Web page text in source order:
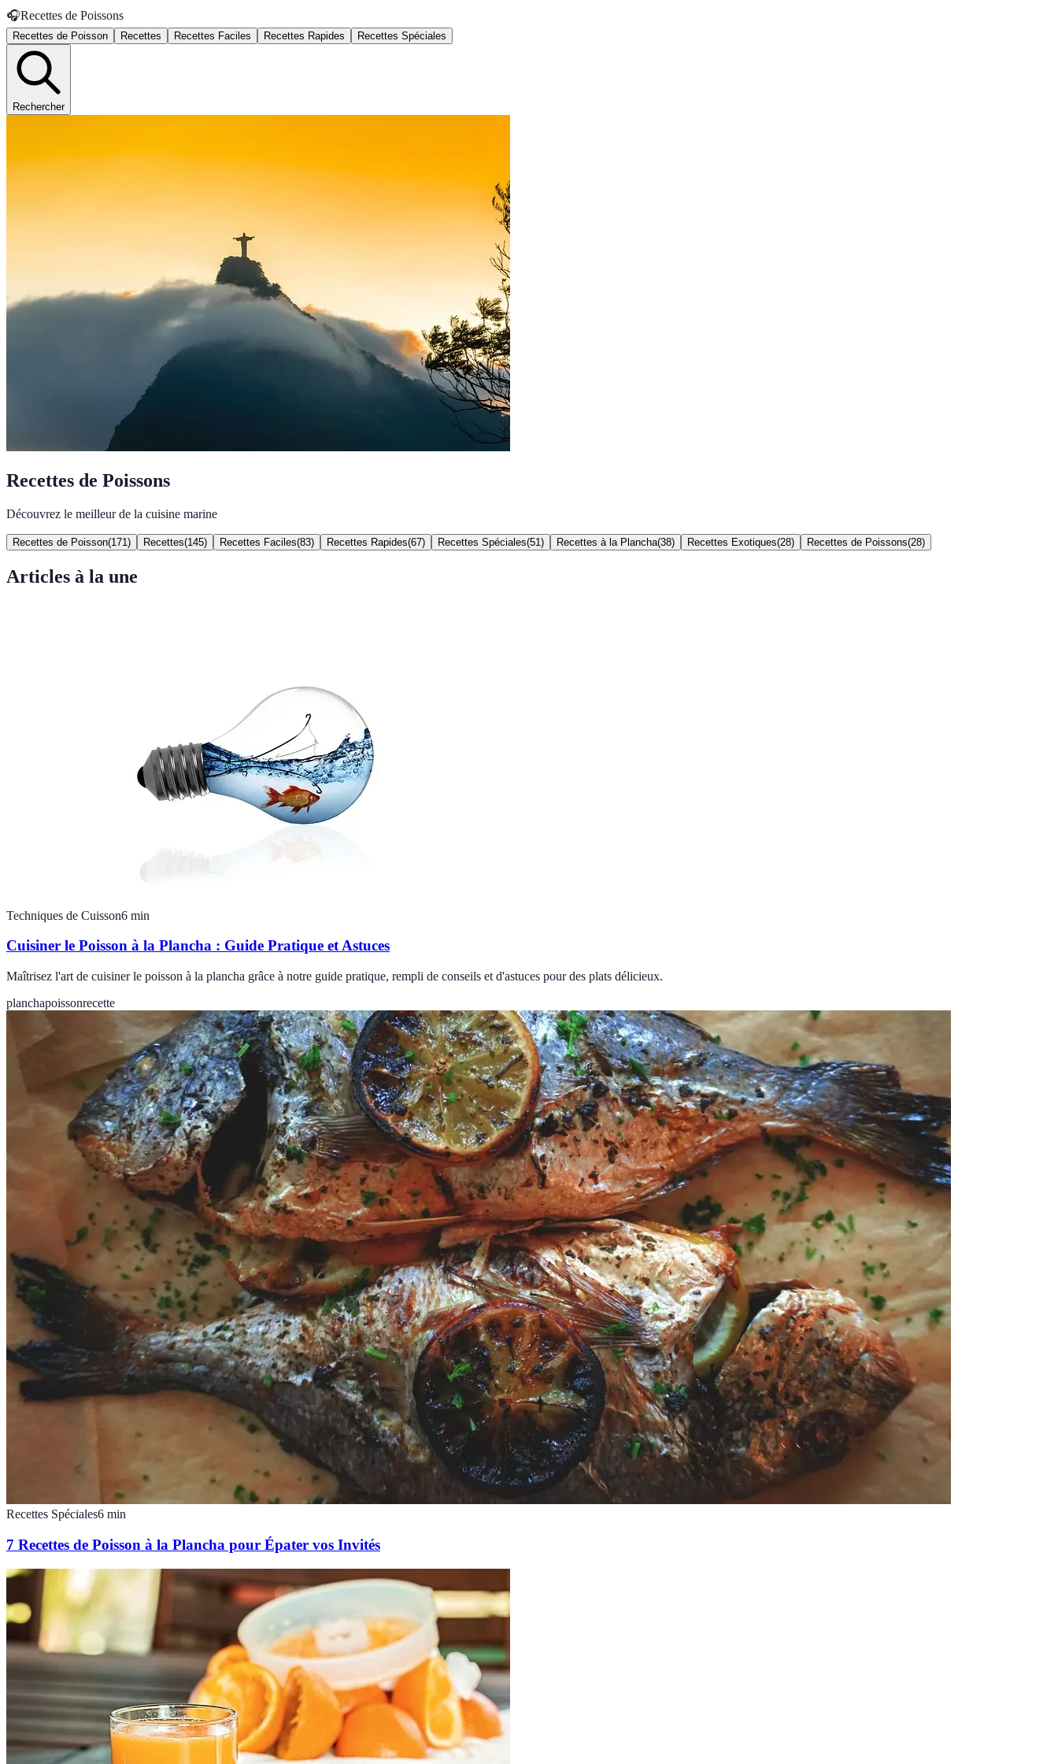
🎧Recettes de Poissons
Recettes de Poisson Recettes Recettes Faciles Recettes Rapides Recettes Spéciales
Rechercher
Recettes de Poissons
Découvrez le meilleur de la cuisine marine
Recettes de Poisson(171 ) Recettes(145) Recettes Faciles(83) Recettes Rapides(67) Recettes Spéciales(51 ) Recettes à la Plancha(38) Recettes Exotiques(28) Recettes de Poissons(28)
Articles à la une
Techniques de Cuisson6 min
Cuisiner le Poisson à la Plancha : Guide Pratique et Astuces
Maîtrisez l'art de cuisiner le poisson à la plancha grâce à notre guide pratique, rempli de conseils et d'astuces pour des plats délicieux.
planchapoissonrecette
Recettes Spéciales6 min
7 Recettes de Poisson à la Plancha pour Épater vos Invités